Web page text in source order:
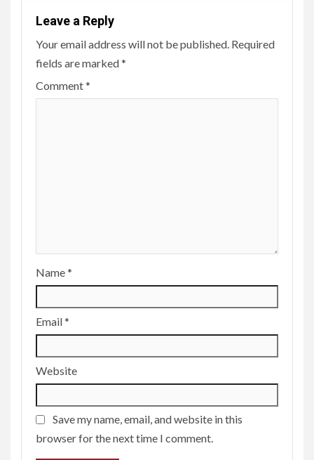
Leave a Reply
Your email address will not be published. Required
fields are marked*
Comment*
Name*
Email*
Website
Save my name, email, and website in this
browser for the next time I comment.